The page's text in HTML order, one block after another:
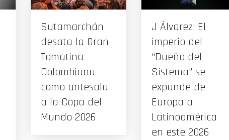
Sutamarchán
desata la Gran
Tomatina
Colombiana
como antesala
a la Copa del
Mundo 2026
J Álvarez: El
imperio del
“Dueño del
Sistema” se
expande de
Europa a
Latinoamérica
en este 2026